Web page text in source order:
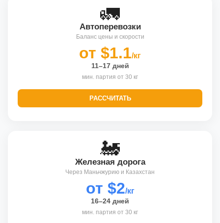
🚛
Автоперевозки
Баланс цены и скорости
от $1.1/кг
11–17 дней
мин. партия от 30 кг
РАССЧИТАТЬ
🚂
Железная дорога
Через Маньчжурию и Казахстан
от $2/кг
16–24 дней
мин. партия от 30 кг